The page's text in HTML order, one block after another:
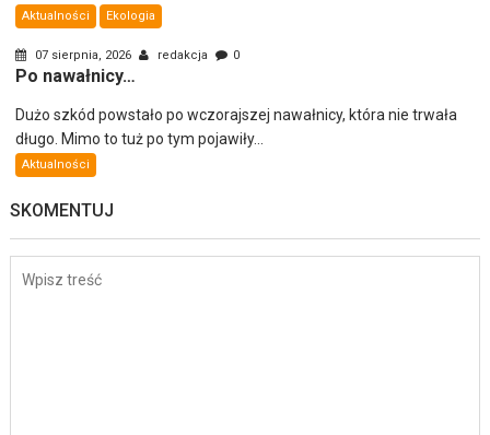
Aktualności Ekologia
07 sierpnia, 2026 redakcja 0
Po nawałnicy…
Dużo szkód powstało po wczorajszej nawałnicy, która nie trwała
długo. Mimo to tuż po tym pojawiły...
Aktualności
SKOMENTUJ